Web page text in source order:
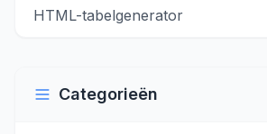
HTML-tabelgenerator
Categorieën